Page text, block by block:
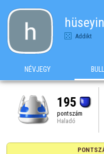
Addikt
NÉVJEGY
195
pontszám
Haladó